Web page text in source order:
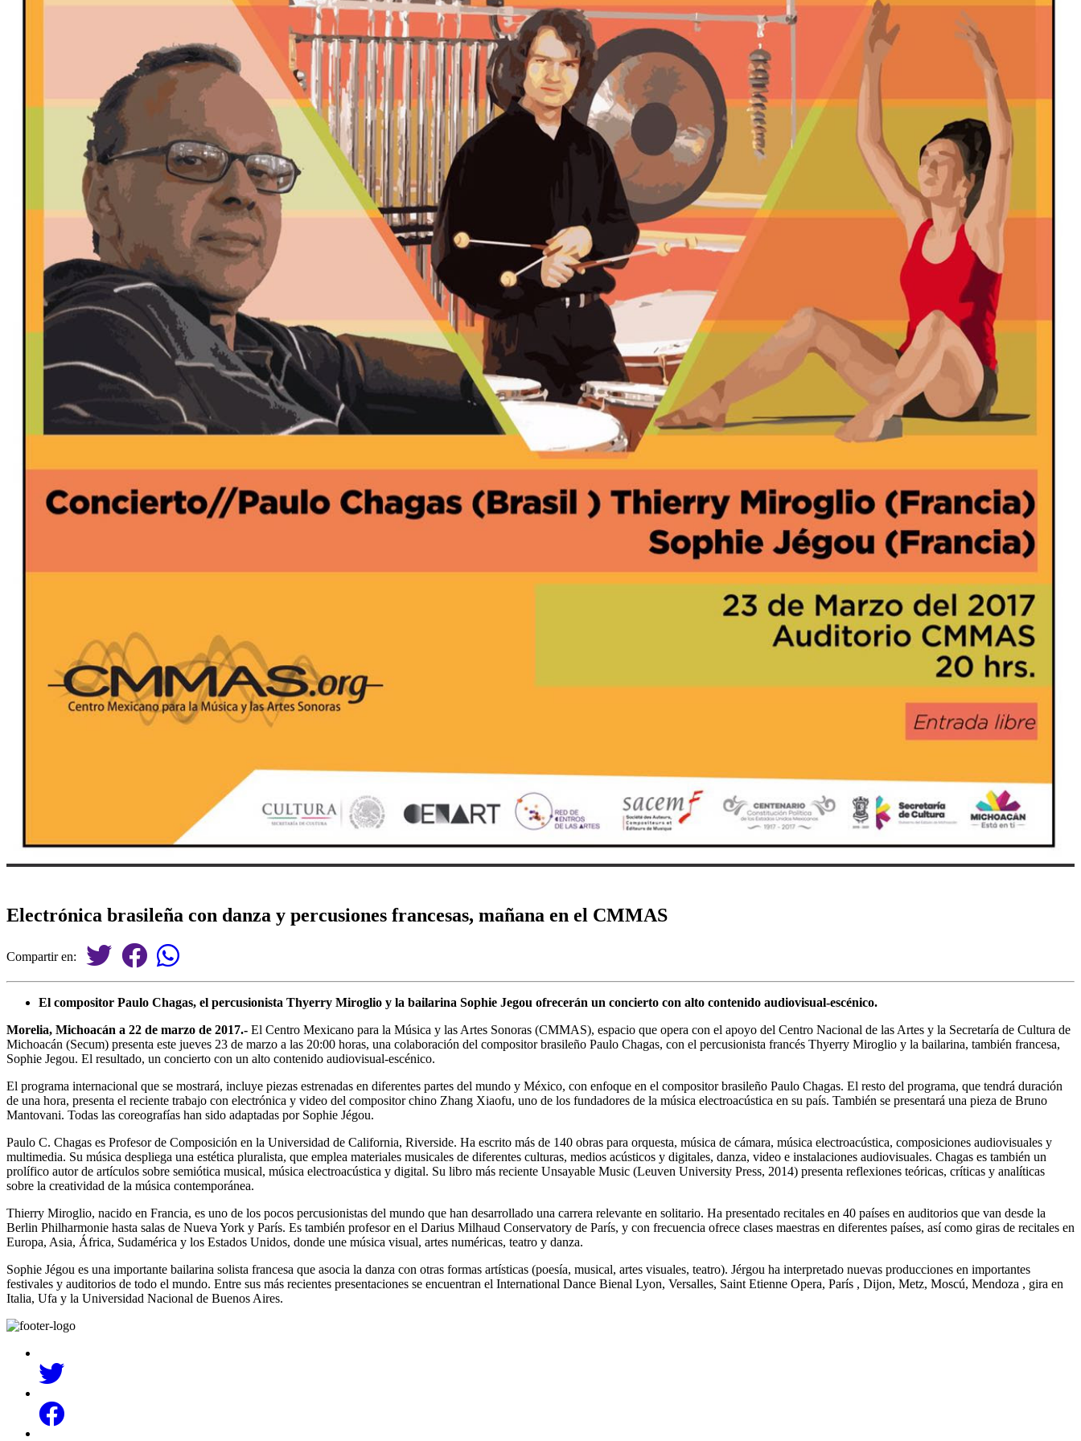
Electrónica brasileña con danza y percusiones francesas, mañana en el CMMAS
Compartir en:
El compositor Paulo Chagas, el percusionista Thyerry Miroglio y la bailarina Sophie Jegou ofrecerán un concierto con alto contenido audiovisual-escénico.
Morelia, Michoacán a 22 de marzo de 2017.- El Centro Mexicano para la Música y las Artes Sonoras (CMMAS), espacio que opera con el apoyo del Centro Nacional de las Artes y la Secretaría de Cultura de
Michoacán (Secum) presenta este jueves 23 de marzo a las 20:00 horas, una colaboración del compositor brasileño Paulo Chagas, con el percusionista francés Thyerry Miroglio y la bailarina, también francesa,
Sophie Jegou. El resultado, un concierto con un alto contenido audiovisual-escénico.
El programa internacional que se mostrará, incluye piezas estrenadas en diferentes partes del mundo y México, con enfoque en el compositor brasileño Paulo Chagas. El resto del programa, que tendrá duración
de una hora, presenta el reciente trabajo con electrónica y video del compositor chino Zhang Xiaofu, uno de los fundadores de la música electroacústica en su país. También se presentará una pieza de Bruno
Mantovani. Todas las coreografías han sido adaptadas por Sophie Jégou.
Paulo C. Chagas es Profesor de Composición en la Universidad de California, Riverside. Ha escrito más de 140 obras para orquesta, música de cámara, música electroacústica, composiciones audiovisuales y
multimedia. Su música despliega una estética pluralista, que emplea materiales musicales de diferentes culturas, medios acústicos y digitales, danza, video e instalaciones audiovisuales. Chagas es también un
prolífico autor de artículos sobre semiótica musical, música electroacústica y digital. Su libro más reciente Unsayable Music (Leuven University Press, 2014) presenta reflexiones teóricas, críticas y analíticas
sobre la creatividad de la música contemporánea.
Thierry Miroglio, nacido en Francia, es uno de los pocos percusionistas del mundo que han desarrollado una carrera relevante en solitario. Ha presentado recitales en 40 países en auditorios que van desde la
Berlin Philharmonie hasta salas de Nueva York y París. Es también profesor en el Darius Milhaud Conservatory de París, y con frecuencia ofrece clases maestras en diferentes países, así como giras de recitales en
Europa, Asia, África, Sudamérica y los Estados Unidos, donde une música visual, artes numéricas, teatro y danza.
Sophie Jégou es una importante bailarina solista francesa que asocia la danza con otras formas artísticas (poesía, musical, artes visuales, teatro). Jérgou ha interpretado nuevas producciones en importantes
festivales y auditorios de todo el mundo. Entre sus más recientes presentaciones se encuentran el International Dance Bienal Lyon, Versalles, Saint Etienne Opera, París , Dijon, Metz, Moscú, Mendoza , gira en
Italia, Ufa y la Universidad Nacional de Buenos Aires.